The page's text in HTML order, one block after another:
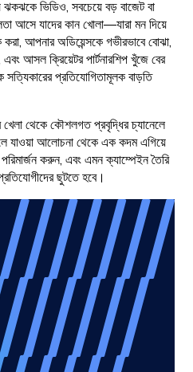
ঝকঝকে ভিডিও, সবচেয়ে বড় বাজেট বা
আসে যাদের কান খোলা—যারা মন দিয়ে
আপনার অডিয়েন্সকে গভীরভাবে বোঝা,
এবং আসল ক্রিয়েটর পার্টনারশিপ খুঁজে বের
প্রতিযোগিতামূলক বাড়তি
খেলা থেকে কৌশলগত প্রবৃদ্ধির চ্যানেলে
যাওয়া আলোচনা থেকে এক কদম এগিয়ে
পরিমার্জন করুন, এবং এমন ক্যাম্পেইন তৈরি
ছুটতে হবে।